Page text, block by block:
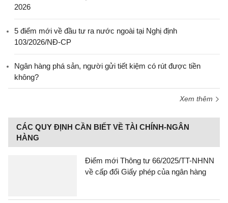
2026
5 điểm mới về đầu tư ra nước ngoài tại Nghị định
103/2026/NĐ-CP
Ngân hàng phá sản, người gửi tiết kiệm có rút được tiền
không?
Xem thêm
CÁC QUY ĐỊNH CẦN BIẾT VỀ TÀI CHÍNH-NGÂN
HÀNG
Điểm mới Thông tư 66/2025/TT-NHNN
về cấp đổi Giấy phép của ngân hàng